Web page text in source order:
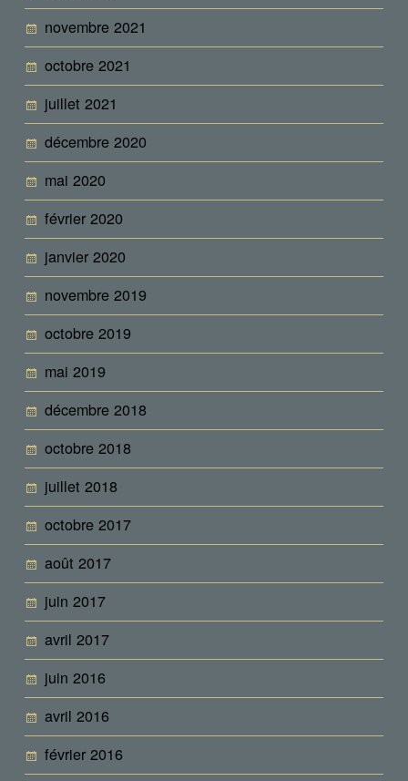
novembre 2021
octobre 2021
juillet 2021
décembre 2020
mai 2020
février 2020
janvier 2020
novembre 2019
octobre 2019
mai 2019
décembre 2018
octobre 2018
juillet 2018
octobre 2017
août 2017
juin 2017
avril 2017
juin 2016
avril 2016
février 2016